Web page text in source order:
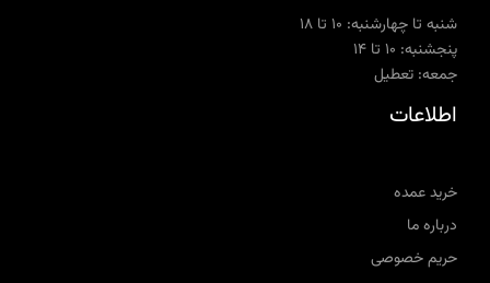
شنبه تا چهارشنبه: ۱۰ تا ۱۸
پنجشنبه: ۱۰ تا ۱۴
جمعه: تعطیل
اطلاعات
خرید عمده
درباره ما
حریم خصوصی